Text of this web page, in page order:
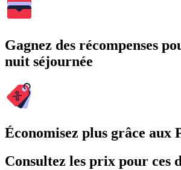
Gagnez des récompenses
nuit séjournée
Économisez plus grâce aux
Consultez les prix pour ces